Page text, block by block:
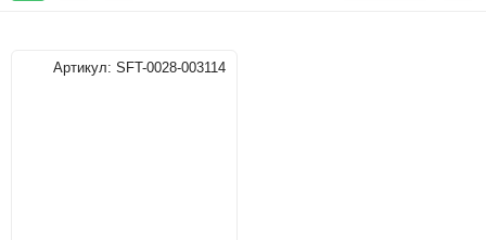
Артикул: SFT-0028-003114